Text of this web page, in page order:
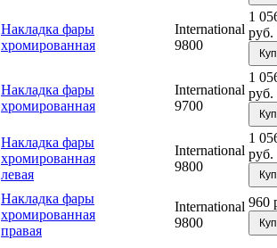
Накладка фары
хромированная
International
9800
1
руб.
Накладка фары
хромированная
International
9700
1
руб.
Накладка фары
хромированная
левая
International
9800
1
руб.
Накладка фары
хромированная
правая
International
9800
960